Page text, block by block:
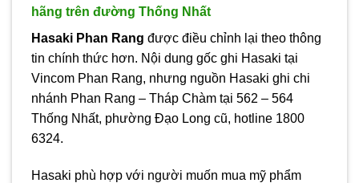
hãng trên đường Thống Nhất
Hasaki Phan Rang được điều chỉnh lại theo thông
tin chính thức hơn. Nội dung gốc ghi Hasaki tại
Vincom Phan Rang, nhưng nguồn Hasaki ghi chi
nhánh Phan Rang – Tháp Chàm tại 562 – 564
Thống Nhất, phường Đạo Long cũ, hotline 1800
6324.
Hasaki phù hợp với người muốn mua mỹ phẩm